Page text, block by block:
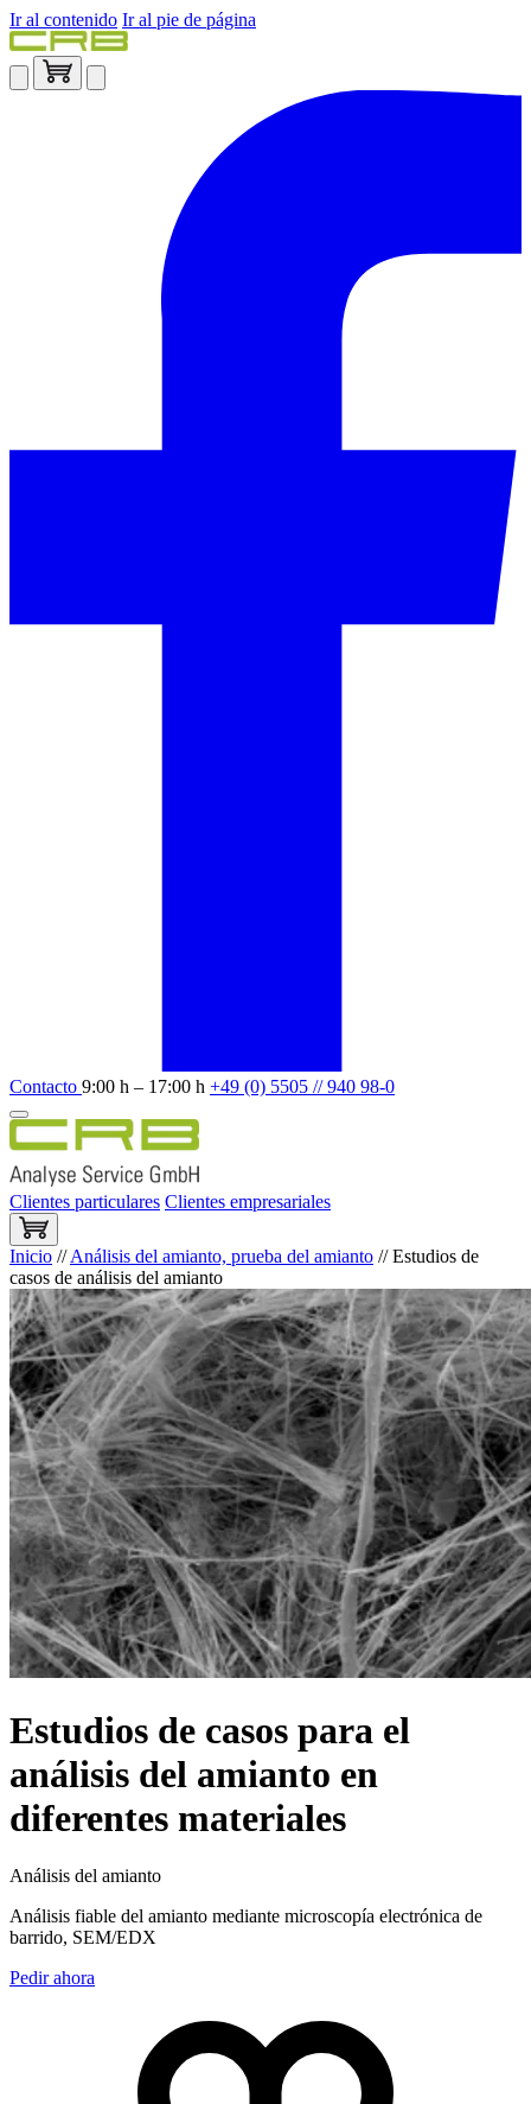
Ir al contenido Ir al pie de página
Contacto 9:00 h – 17:00 h +49 (0) 5505 // 940 98-0
Clientes particulares Clientes empresariales
Inicio //Análisis del amianto, prueba del amianto //Estudios de
casos de análisis del amianto
Estudios de casos para el
análisis del amianto en
diferentes materiales
Análisis del amianto
Análisis fiable del amianto mediante microscopía electrónica de
barrido, SEM/EDX
Pedir ahora